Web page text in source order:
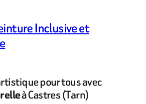
Inclusive et
pour tous avec
à Castres (Tarn)